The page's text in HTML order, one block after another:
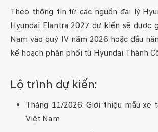
Theo thông tin từ các nguồn đại lý
Hyundai Elantra 2027 dự kiến sẽ được
Nam vào quý IV năm 2026 hoặc đầu
kế hoạch phân phối từ Hyundai Thành
Lộ trình dự kiến:
Tháng 11/2026: Giới thiệu mẫu xe
Việt Nam